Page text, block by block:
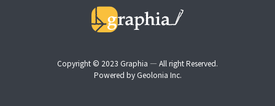
Copyright © 2023 Graphia — All right Reserved.
Powered by Geolonia Inc.